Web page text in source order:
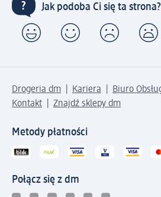
Jak podoba Ci się ta strona?
Drogeria dm Kariera
Biuro
Kontakt
Znajdź sklepy dm
Metody płatności
Połącz się z dm